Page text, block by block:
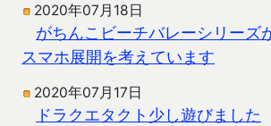
2020年07月18日
がちんこビーチバレーシリーズ
スマホ展開を考えています
2020年07月17日
ドラクエタクト少し遊びました